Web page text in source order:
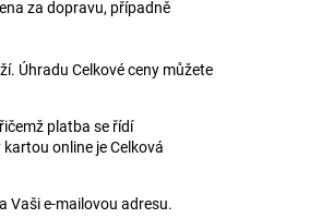
za dopravu, případně
Úhradu Celkové ceny můžete
platba se řídí
online je Celková
Vaši e-mailovou adresu.